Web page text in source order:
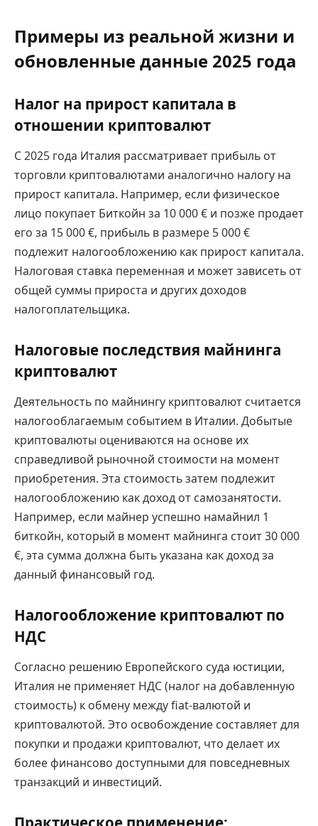
Примеры из реальной жизни и
обновленные данные 2025 года
Налог на прирост капитала в
отношении криптовалют
С 2025 года Италия рассматривает прибыль от
торговли криптовалютами аналогично налогу на
прирост капитала. Например, если физическое
лицо покупает Биткойн за 10 000 € и позже продает
его за 15 000 €, прибыль в размере 5 000 €
подлежит налогообложению как прирост капитала.
Налоговая ставка переменная и может зависеть от
общей суммы прироста и других доходов
налогоплательщика.
Налоговые последствия майнинга
криптовалют
Деятельность по майнингу криптовалют считается
налогооблагаемым событием в Италии. Добытые
криптовалюты оцениваются на основе их
справедливой рыночной стоимости на момент
приобретения. Эта стоимость затем подлежит
налогообложению как доход от самозанятости.
Например, если майнер успешно намайнил 1
биткойн, который в момент майнинга стоит 30 000
€, эта сумма должна быть указана как доход за
данный финансовый год.
Налогообложение криптовалют по
НДС
Согласно решению Европейского суда юстиции,
Италия не применяет НДС (налог на добавленную
стоимость) к обмену между fiat-валютой и
криптовалютой. Это освобождение составляет для
покупки и продажи криптовалют, что делает их
более финансово доступными для повседневных
транзакций и инвестиций.